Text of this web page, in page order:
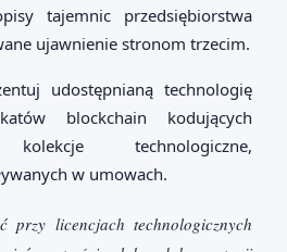
tajemnic przedsiębiorstwa
ujawnienie stronom trzecim.
udostępnianą technologię
blockchain kodujących
kolekcje technologiczne,
w umowach.
przy licencjach technologicznych